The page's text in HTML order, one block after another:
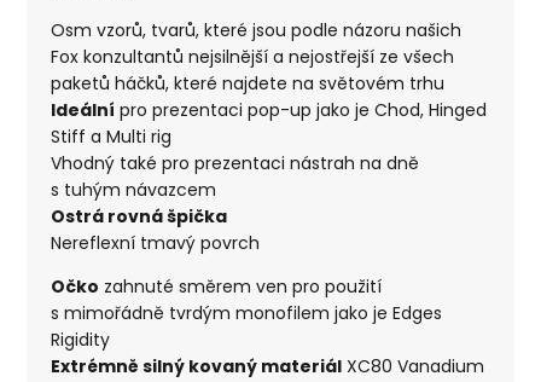
Osm vzorů, tvarů, které jsou podle názoru našich
Fox konzultantů nejsilnější a nejostřejší ze všech
paketů háčků, které najdete na světovém trhu
Ideální pro prezentaci pop-up jako je Chod, Hinged
Stiff a Multi rig
Vhodný také pro prezentaci nástrah na dně
s tuhým návazcem
Ostrá rovná špička
Nereflexní tmavý povrch
Očko zahnuté směrem ven pro použití
s mimořádně tvrdým monofilem jako je Edges
Rigidity
Extrémně silný kovaný materiál XC80 Vanadium